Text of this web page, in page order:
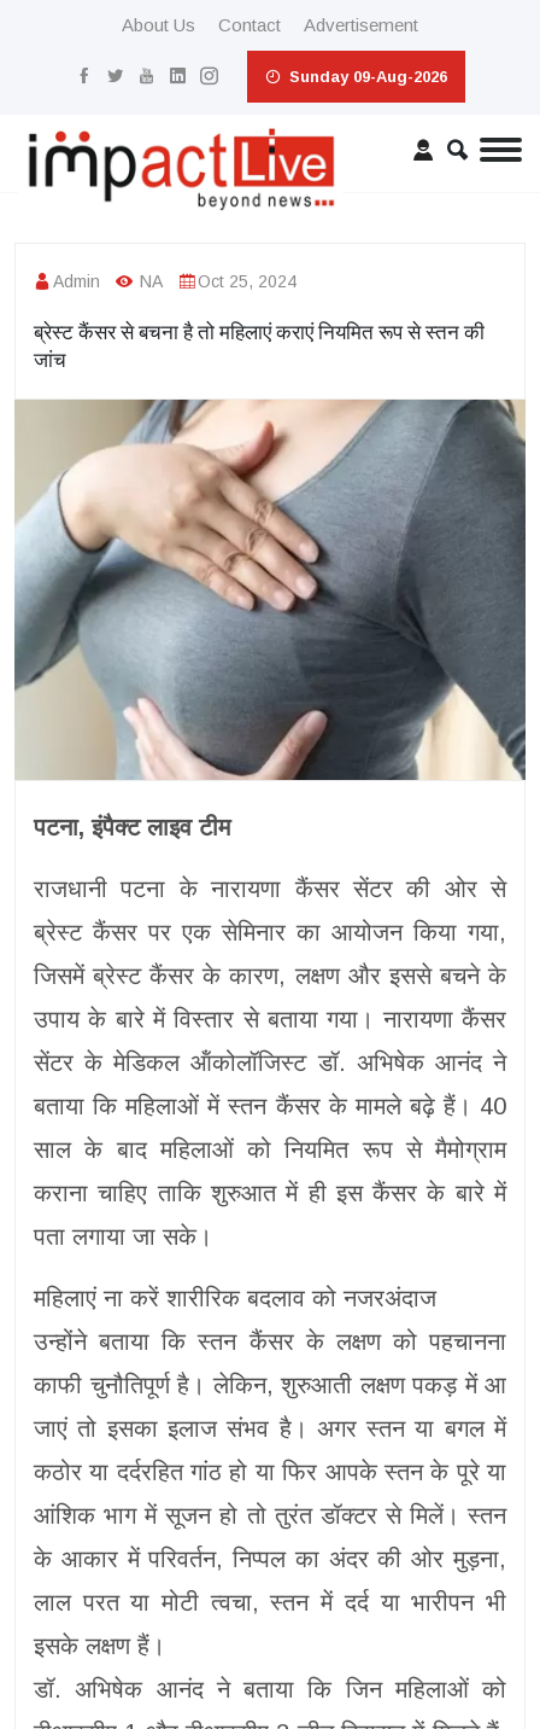
About Us Contact Advertisement
Sunday 09-Aug-2026
Admin NA Oct 25, 2024
ब्रेस्ट कैंसर से बचना है तो महिलाएं कराएं नियमित रूप से स्तन की
जांच
पटना, इंपैक्ट लाइव टीम
राजधानी पटना के नारायणा कैंसर सेंटर की ओर से
ब्रेस्ट कैंसर पर एक सेमिनार का आयोजन किया गया,
जिसमें ब्रेस्ट कैंसर के कारण, लक्षण और इससे बचने के
उपाय के बारे में विस्तार से बताया गया। नारायणा कैंसर
सेंटर के मेडिकल ऑंकोलॉजिस्ट डॉ. अभिषेक आनंद ने
बताया कि महिलाओं में स्तन कैंसर के मामले बढ़े हैं। 40
साल के बाद महिलाओं को नियमित रूप से मैमोग्राम
कराना चाहिए ताकि शुरुआत में ही इस कैंसर के बारे में
पता लगाया जा सके।
महिलाएं ना करें शारीरिक बदलाव को नजरअंदाज
उन्होंने बताया कि स्तन कैंसर के लक्षण को पहचानना
काफी चुनौतिपूर्ण है। लेकिन, शुरुआती लक्षण पकड़ में आ
जाएं तो इसका इलाज संभव है। अगर स्तन या बगल में
कठोर या दर्दरहित गांठ हो या फिर आपके स्तन के पूरे या
आंशिक भाग में सूजन हो तो तुरंत डॉक्टर से मिलें। स्तन
के आकार में परिवर्तन, निप्पल का अंदर की ओर मुड़ना,
लाल परत या मोटी त्वचा, स्तन में दर्द या भारीपन भी
इसके लक्षण हैं।
डॉ. अभिषेक आनंद ने बताया कि जिन महिलाओं को